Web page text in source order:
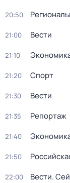
20:50
21:00 Вести
21:10
21:20 Спорт
21:30 Вести
21:35 Репортаж
21:40
21:50
22:00 Вести.